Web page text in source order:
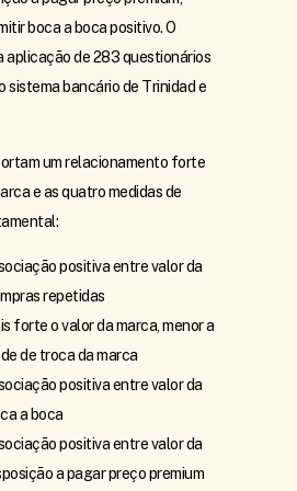
boca a boca positivo. O
aplicação de 283 questionários
sistema bancário de Trinidad e
um relacionamento forte
e as quatro medidas de
positiva entre valor da
repetidas
forte o valor da marca, menor a
de troca da marca
positiva entre valor da
a boca
positiva entre valor da
a pagar preço premium